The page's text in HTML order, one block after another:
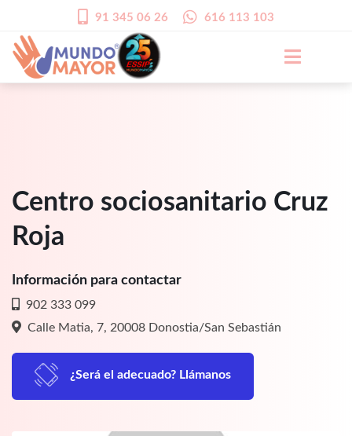
91 345 06 26 616 113 103
Centro sociosanitario Cruz
Roja
Información para contactar
902 333 099
Calle Matia, 7, 20008 Donostia/San Sebastián
¿Será el adecuado? Llámanos